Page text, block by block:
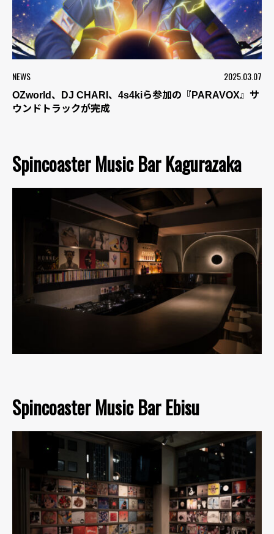
NEWS 2025.03.07
OZworld、DJ CHARI、4s4kiら参加の『PARAVOX』サ
ウンドトラックが完成
Spincoaster Music Bar Kagurazaka
Spincoaster Music Bar Ebisu